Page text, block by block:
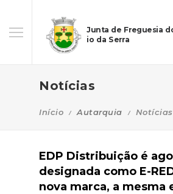
Junta de Freguesia
io da Serra
Notícias
Início Autarquia Notícias
EDP Distribuição é
designada como E-
nova marca, a mesma